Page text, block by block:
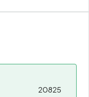
20825